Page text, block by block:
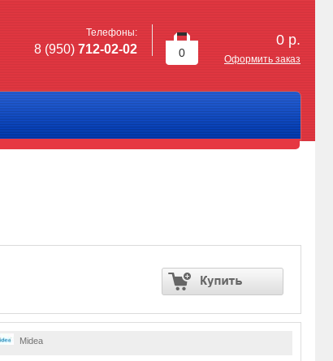
0
0 р.
Оформить заказ
Телефоны:
8 (950) 712-02-02
Midea